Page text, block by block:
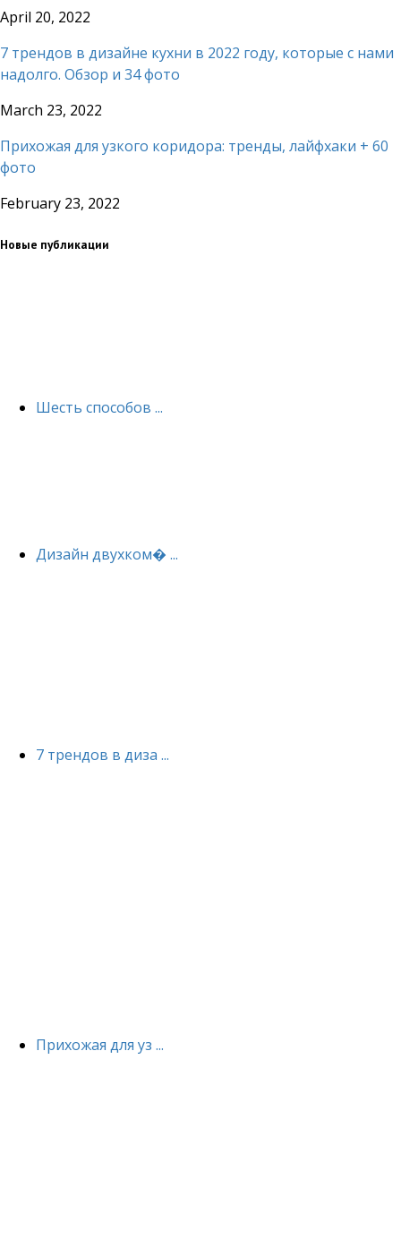
April 20, 2022
7 трендов в дизайне кухни в 2022 году, которые с нами
надолго. Обзор и 34 фото
March 23, 2022
Прихожая для узкого коридора: тренды, лайфхаки + 60
фото
February 23, 2022
Новые публикации
Шесть способов ...
Дизайн двухком� ...
7 трендов в диза ...
Прихожая для уз ...